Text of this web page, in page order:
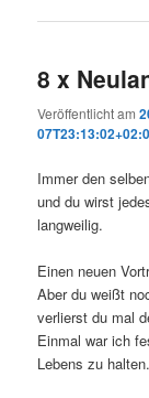
8 x
Veröffentlicht am
Immer den
und du wirst
langweilig.
Einen neuen
Aber du weißt
verlierst du mal
Einmal war ich
Lebens zu halten.